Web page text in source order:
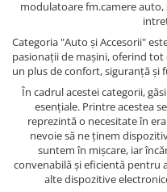
modulatoare fm.camere
Categoria "Auto și Accesorii"
pasionații de mașini, oferind tot
un plus de confort, siguranță și
În cadrul acestei categorii,
esențiale. Printre acestea
reprezintă o necesitate în
nevoie să ne ținem
suntem în mișcare, iar
convenabilă și eficientă pentru
alte dispozitive